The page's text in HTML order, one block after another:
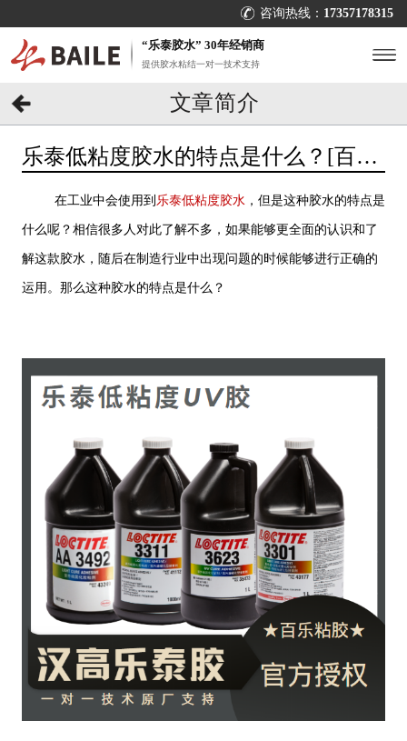
咨询热线： 17357178315
“乐泰胶水” 30年经销商
提供胶水粘结一对一技术支持
文章简介
乐泰低粘度胶水的特点是什么？[百乐
在工业中会使用到 乐泰低粘度胶水，但是这种胶水的特点是
什么呢？相信很多人对此了解不多，如果能够更全面的认识和了
解这款胶水，随后在制造行业中出现问题的时候能够进行正确的
运用。那么这种胶水的特点是什么？